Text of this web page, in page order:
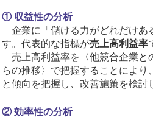
① 収益性の分析
企業に「儲ける力がどれだけあ
す。代表的な指標が売上高利益率
売上高利益率を〈他競合企業と
らの推移〉で把握することによ
と傾向を把握し、改善施策を検討
② 効率性の分析